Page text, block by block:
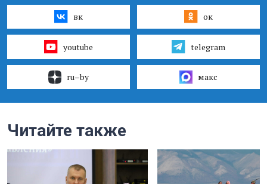
вк ок
youtube telegram
ru–by макс
Читайте также